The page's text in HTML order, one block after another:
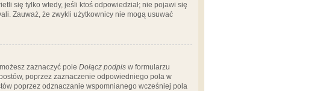
się tylko wtedy, jeśli ktoś odpowiedział; nie pojawi się
Zauważ, że zwykli użytkownicy nie mogą usuwać
zaznaczyć pole Dołącz podpis w formularzu
poprzez zaznaczenie odpowiedniego pola w
poprzez odznaczanie wspomnianego wcześniej pola